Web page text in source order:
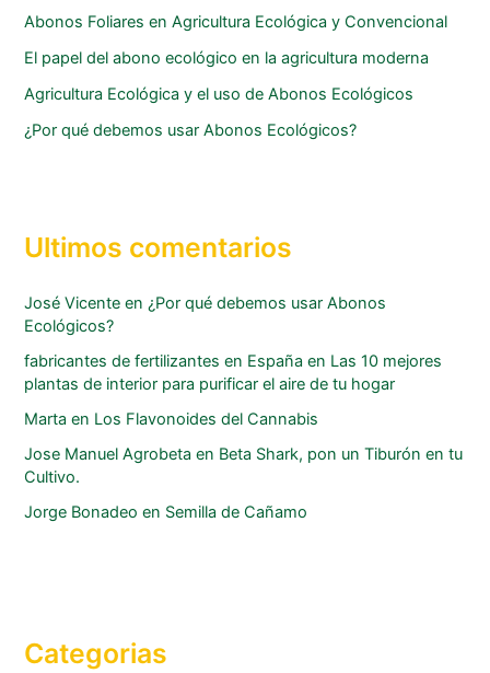
Abonos Foliares en Agricultura Ecológica y Convencional
El papel del abono ecológico en la agricultura moderna
Agricultura Ecológica y el uso de Abonos Ecológicos
¿Por qué debemos usar Abonos Ecológicos?
Ultimos comentarios
José Vicente en¿Por qué debemos usar Abonos
Ecológicos?
fabricantes de fertilizantes en España en Las 10 mejores
plantas de interior para purificar el aire de tu hogar
Marta en Los Flavonoides del Cannabis
Jose Manuel Agrobeta en Beta Shark, pon un Tiburón en tu
Cultivo.
Jorge Bonadeo en Semilla de Cañamo
Categorias